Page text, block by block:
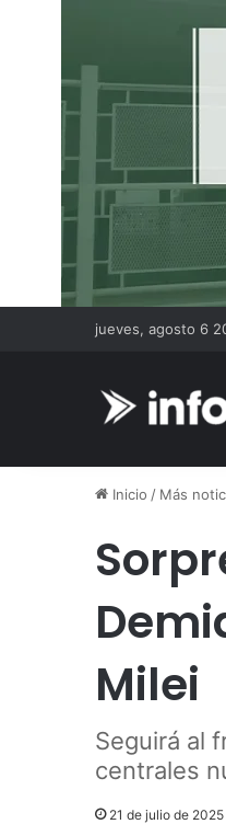
jueves, agosto 6
Inicio / Más
Milei
Seguirá al
centrales
21 de julio de 2025